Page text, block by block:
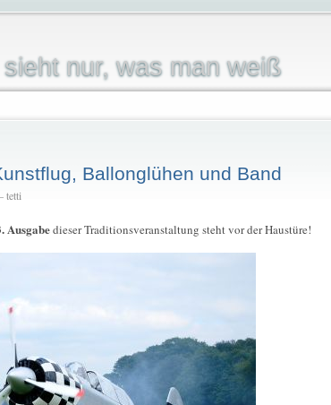
nur, was man weiß
Ballonglühen und Band
tetti
Ausgabedieser Traditionsveranstaltung steht vor der Haustüre!